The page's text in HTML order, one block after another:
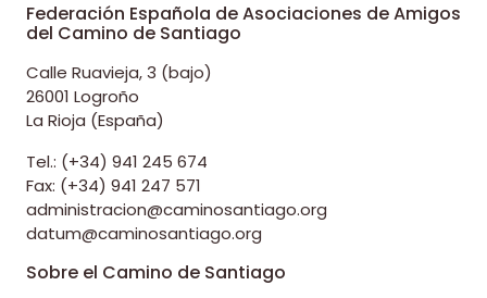
Federación Española de Asociaciones de Amigos
del Camino de Santiago
Calle Ruavieja, 3 (bajo)
26001 Logroño
La Rioja (España)
Tel.: (+34) 941 245 674
Fax: (+34) 941 247 571
administracion@caminosantiago.org
datum@caminosantiago.org
Sobre el Camino de Santiago